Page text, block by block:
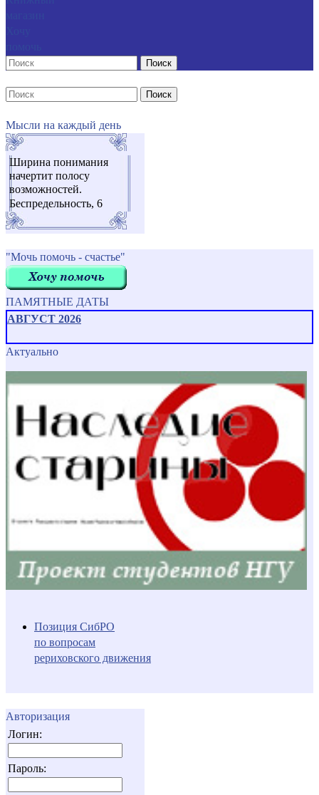
Поиск
Поиск
Мысли на каждый день
Ширина понимания
начертит полосу
возможностей.
Беспредельность, 6
"Мочь помочь - счастье"
ПАМЯТНЫЕ ДАТЫ
АВГУСТ 2026
Актуально
Позиция СибРО
по вопросам
рериховского движения
Авторизация
Логин:
Пароль: